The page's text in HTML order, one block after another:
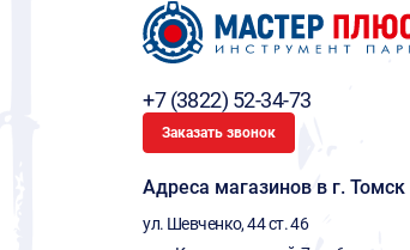
+7 (3822) 52-34-73
Заказать звонок
Адреса магазинов в г. Томск
ул. Шевченко, 44 ст. 46